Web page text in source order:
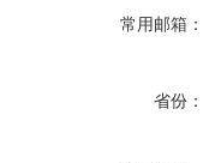
常用邮箱：
省份：